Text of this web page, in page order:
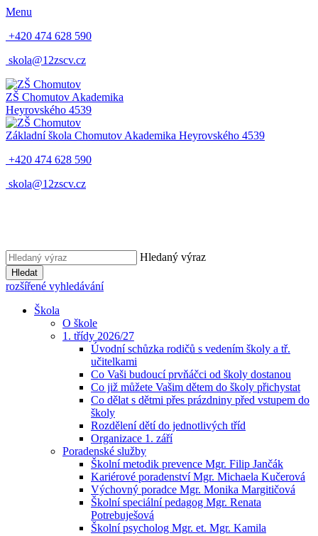
Menu
+420 474 628 590
skola@12zscv.cz
ZŠ Chomutov Akademika
Heyrovského 4539
Základní škola Chomutov Akademika Heyrovského 4539
+420 474 628 590
skola@12zscv.cz
Hledaný výraz
Hledat
rozšířené vyhledávání
Škola
O škole
1. třídy 2026/27
Úvodní schůzka rodičů s vedením školy a tř.
učitelkami
Co Vaši budoucí prvňáčci od školy dostanou
Co již můžete Vašim dětem do školy přichystat
Co dělat s dětmi přes prázdniny před vstupem do
školy
Rozdělení dětí do jednotlivých tříd
Organizace 1. září
Poradenské služby
Školní metodik prevence Mgr. Filip Jančák
Kariérové poradenství Mgr. Michaela Kučerová
Výchovný poradce Mgr. Monika Margitičová
Školní speciální pedagog Mgr. Renata
Potrebuješová
Školní psycholog Mgr. et. Mgr. Kamila